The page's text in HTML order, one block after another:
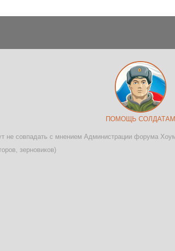
ПОМОЩЬ СОЛДАТАМ
не совпадать с мнением Администрации форума
зерновиков)